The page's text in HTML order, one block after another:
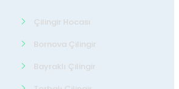
Çilingir Hocası
Bornova Çilingir
Bayraklı Çilingir